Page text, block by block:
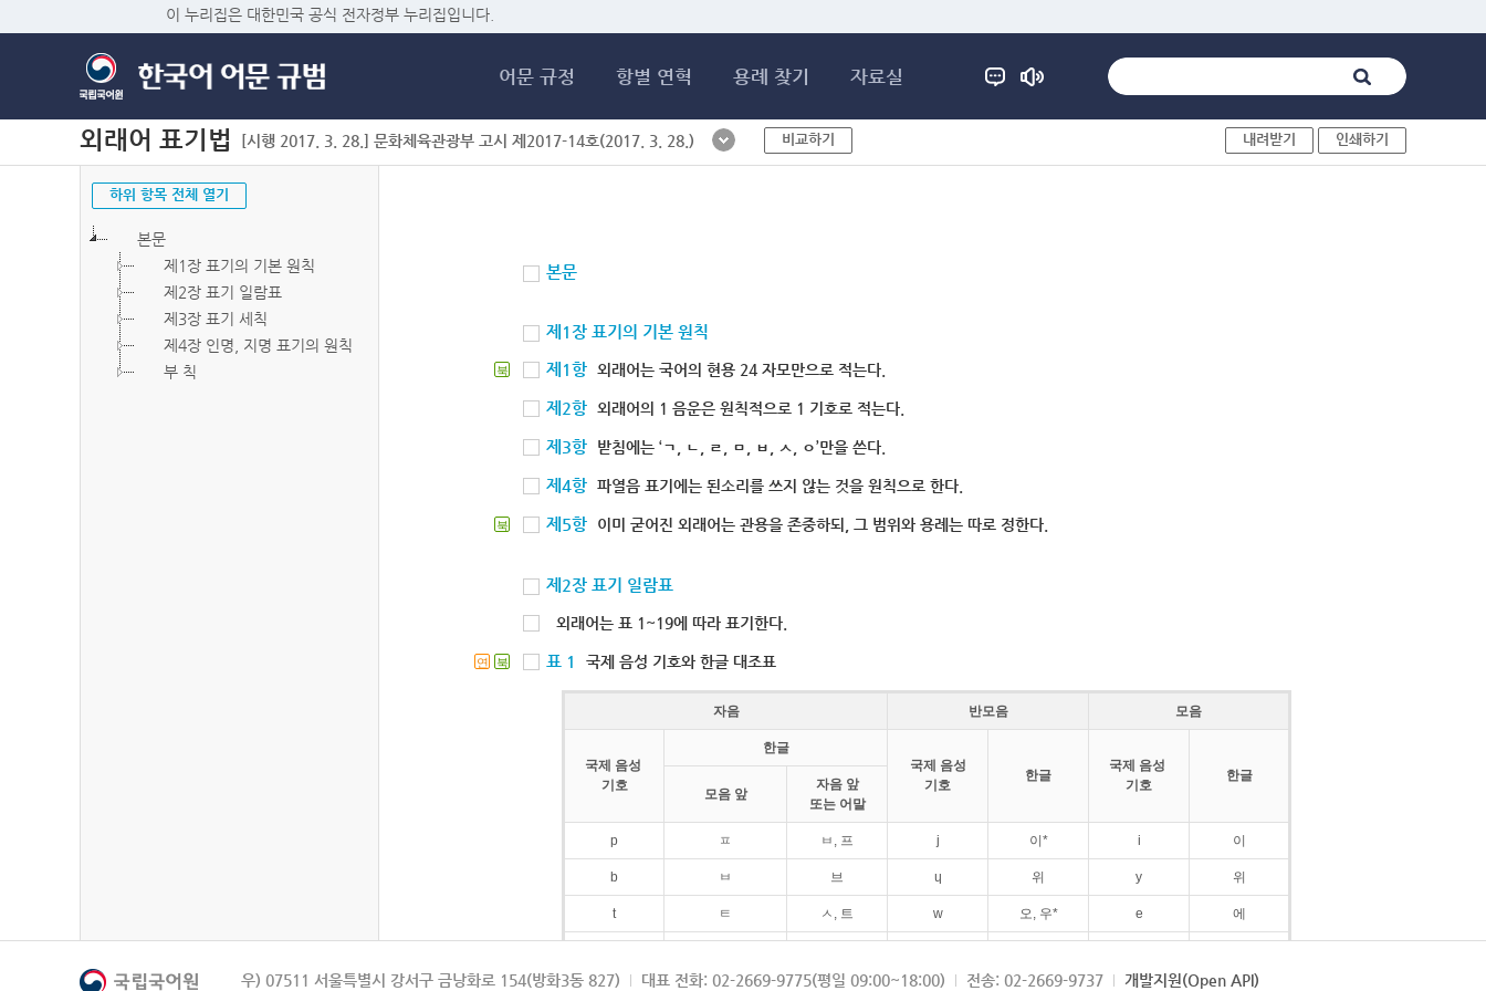
이 누리집은 대한민국 공식 전자정부 누리집입니다.
어문 규정 항별 연혁 용례 찾기 자료실
외래어 표기법 [시행 2017. 3. 28.] 문화체육관광부 고시 제2017-14호(2017. 3. 28.) 비교하기 내려받기 인쇄하기
하위 항목 전체 열기
본문
제1장 표기의 기본 원칙
제2장 표기 일람표
제3장 표기 세칙
제4장 인명, 지명 표기의 원칙
부 칙
본문
제1장 표기의 기본 원칙
북 제1항 외래어는 국어의 현용 24 자모만으로 적는다.
제2항 외래어의 1 음운은 원칙적으로 1 기호로 적는다.
제3항 받침에는 ‘ㄱ, ㄴ, ㄹ, ㅁ, ㅂ, ㅅ, ㅇ’만을 쓴다.
제4항 파열음 표기에는 된소리를 쓰지 않는 것을 원칙으로 한다.
북 제5항 이미 굳어진 외래어는 관용을 존중하되, 그 범위와 용례는 따로 정한다.
제2장 표기 일람표
외래어는 표 1~19에 따라 표기한다.
연 북 표 1 국제 음성 기호와 한글 대조표
자음 반모음 모음
국제 음성
기호
한글
국제 음성
기호
한글
국제 음성
기호
한글
모음 앞
자음 앞
또는 어말
p ㅍ ㅂ, 프 j 이* i 이
b ㅂ 브 ɥ 위 y 위
t ㅌ ㅅ, 트 w 오, 우* e 에
k ㅋ ㄱ, 크 ɛ 에
우) 07511 서울특별시 강서구 금낭화로 154(방화3동 827) 대표 전화: 02-2669-9775(평일 09:00~18:00) 전송: 02-2669-9737 개발지원(Open API)